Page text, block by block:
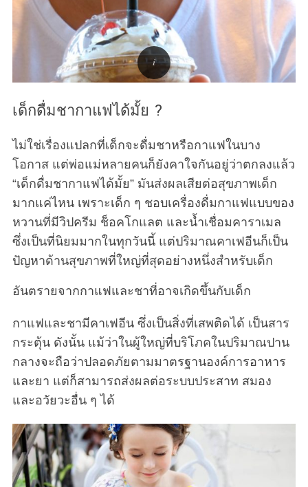
เด็กดื่มชากาแฟได้มั้ย ?
ไม่ใช่เรื่องแปลกที่เด็กจะดื่มชาหรือกาแฟในบาง
โอกาส แต่พ่อแม่หลายคนก็ยังคาใจกันอยู่ว่าตกลงแล้ว
“เด็กดื่มชากาแฟได้มั้ย” มันส่งผลเสียต่อสุขภาพเด็ก
มากแค่ไหน เพราะเด็ก ๆ ชอบเครื่องดื่มกาแฟแบบของ
หวานที่มีวิปครีม ช็อคโกแลต และน้ำเชื่อมคาราเมล
ซึ่งเป็นที่นิยมมากในทุกวันนี้ แต่ปริมาณคาเฟอีนก็เป็น
ปัญหาด้านสุขภาพที่ใหญ่ที่สุดอย่างหนึ่งสำหรับเด็ก
อันตรายจากกาแฟและชาที่อาจเกิดขึ้นกับเด็ก
กาแฟและชามีคาเฟอีน ซึ่งเป็นสิ่งที่เสพติดได้ เป็นสาร
กระตุ้น ดังนั้น แม้ว่าในผู้ใหญ่ที่บริโภคในปริมาณปาน
กลางจะถือว่าปลอดภัยตามมาตรฐานองค์การอาหาร
และยา แต่ก็สามารถส่งผลต่อระบบประสาท สมอง
และอวัยวะอื่น ๆ ได้